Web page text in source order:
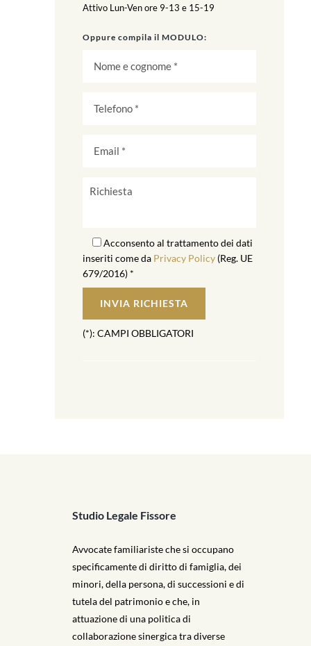
Attivo Lun-Ven ore 9-13 e 15-19
Oppure compila il MODULO:
Acconsento al trattamento dei dati
inseriti come da Privacy Policy (Reg. UE
679/2016) *
(*): CAMPI OBBLIGATORI
Studio Legale Fissore
Avvocate familiariste che si occupano
specificamente di diritto di famiglia, dei
minori, della persona, di successioni e di
tutela del patrimonio e che, in
attuazione di una politica di
collaborazione sinergica tra diverse